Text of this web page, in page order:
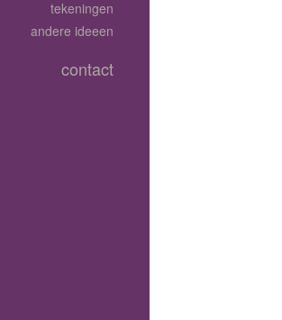
tekeningen
andere ideeen
contact